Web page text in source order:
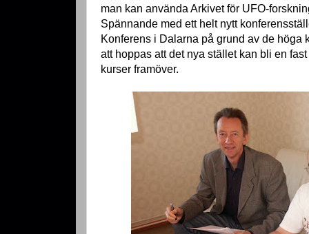
man kan använda Arkivet för UFO-
Spännande med ett helt nytt
Konferens i Dalarna på grund av de höga
att hoppas att det nya stället kan bli en
kurser framöver.